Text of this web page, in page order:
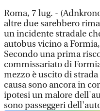
Roma, 7 lug. -
altre due sarebbero
un incidente stradale
autobus vicino a
Secondo una prima
commissariato di
mezzo è uscito di
causa sono ancora in
ipotesi un malore
sono passeggeri